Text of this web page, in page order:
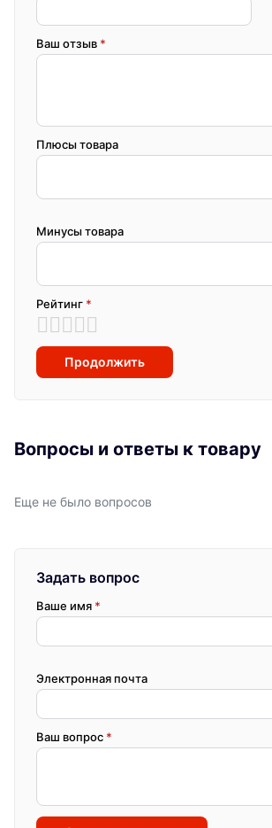
Ваш отзыв *
Плюсы товара
Минусы товара
Рейтинг *
Продолжить
Вопросы и ответы к товару
Еще не было вопросов
Задать вопрос
Ваше имя *
Электронная почта
Ваш вопрос *